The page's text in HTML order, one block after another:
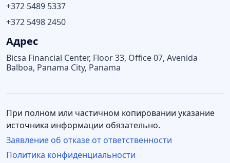
+372 5489 5337
+372 5498 2450
Адрес
Bicsa Financial Center, Floor 33, Office 07, Avenida
Balboa, Panama City, Panama
Политика конфиденциальности
При полном или частичном копировании указание
источника информации обязательно.
Заявление об отказе от ответственности